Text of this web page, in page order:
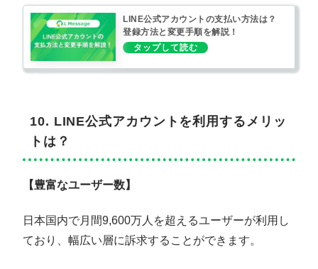
LINE公式アカウントの支払い方法は？
登録方法と変更手順を解説！
10. LINE公式アカウントを利用するメリッ
トは？
【豊富なユーザー数】
日本国内で月間9,600万人を超えるユーザーが利用し
ており、幅広い層に訴求することができます。